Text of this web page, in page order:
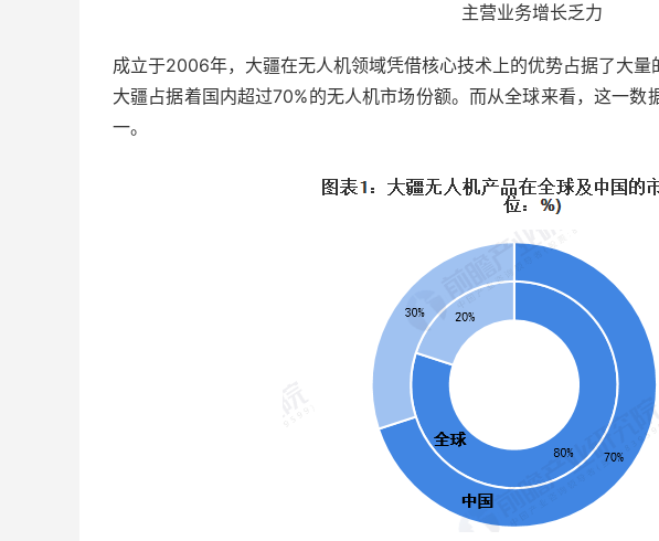
主营业务增长乏力
成立于2006年，大疆在无人机领域凭借核心技术上的优势占据了大量
大疆占据着国内超过70%的无人机市场份额。而从全球来看，这一
一。